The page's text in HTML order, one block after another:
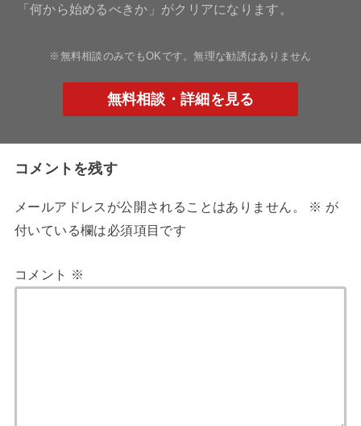
「何から始めるべきか」がクリアになります。
※無料相談のみでもOKです。無理な勧誘はありません
無料相談・詳細を見る
コメントを残す
メールアドレスが公開されることはありません。 ※ が
付いている欄は必須項目です
コメント ※